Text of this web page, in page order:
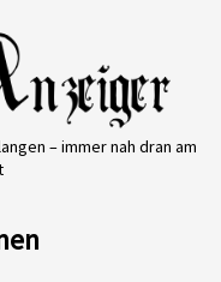
– immer nah dran am